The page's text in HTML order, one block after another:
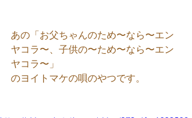
あの「お父ちゃんのため〜なら〜エン
ヤコラ〜、子供の〜ため〜なら〜エン
ヤコラ〜」
のヨイトマケの唄のやつです。